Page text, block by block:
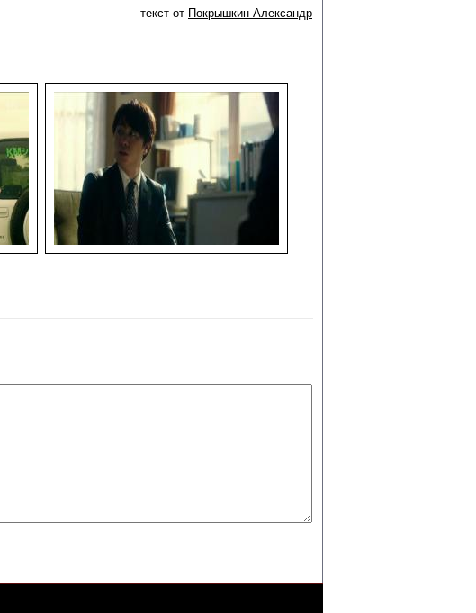
текст от Покрышкин Александр